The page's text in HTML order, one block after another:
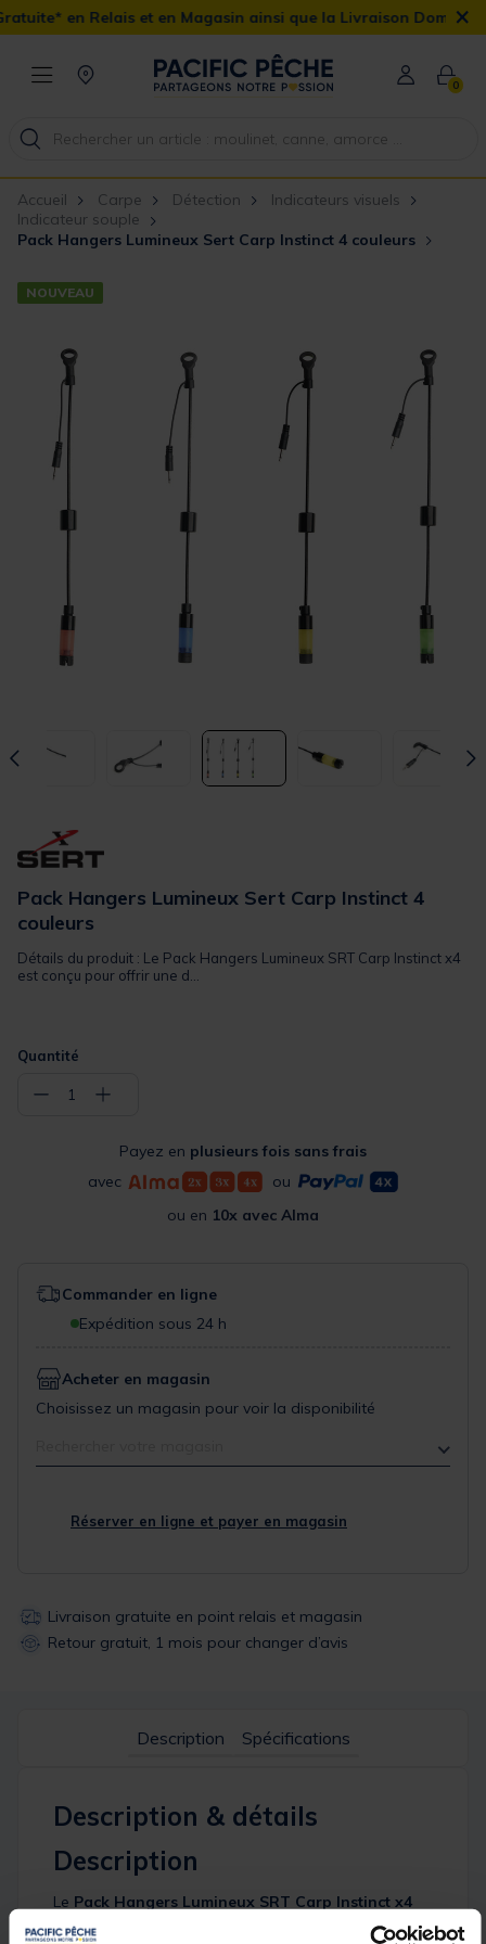
et en Magasin ainsi que la Livraison Domicile offerte dès×
0
Accueil Carpe Détection
Indicateurs visuels
Indicateur souple
Pack Hangers Lumineux Sert Carp Instinct 4 couleurs
NOUVEAU
Pack Hangers Lumineux Sert Carp Instinct 4
couleurs
Détails du produit : Le Pack Hangers Lumineux SRT Carp Instinct x4
est conçu pour offrir une d...
Quantité
− 1 +
Payez en plusieurs fois sans frais
avec
ou
ou en 10x avec Alma
Commander en ligne
Expédition sous 24 h
Acheter en magasin
Choisissez un magasin pour voir la disponibilité
Réserver en ligne et payer en magasin
Livraison gratuite en point relais et magasin
Retour gratuit, 1 mois pour changer d’avis
Description Spécifications
Description & détails
Description
Le Pack Hangers Lumineux SRT Carp Instinct x4
est conçu pour offrir une